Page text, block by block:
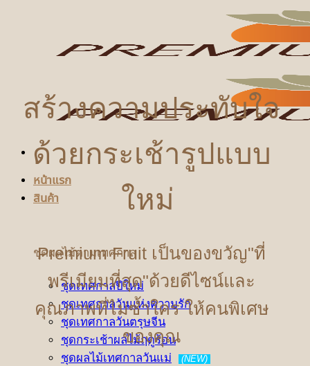
หน้าแรก
สินค้า
ชุดผลไม้ตามเทศกาล
ชุดเทศกาลปีใหม่
ชุดเทศกาลวันแห่งความรัก
ชุดเทศกาลวันตรุษจีน
ชุดกระเช้าผลไม้ฤดูร้อน
ชุดผลไม้เทศกาลวันแม่
(NEW)
สร้างความประทับใจ
ด้วยกระเช้ารูปแบบ
ใหม่
Premium Fruit เป็นของขวัญ"ที่
พรีเมียมที่สุด"ด้วยดีไซน์และ
คุณภาพที่ไม่ซ้ำใคร ให้คนพิเศษ
ของคุณ